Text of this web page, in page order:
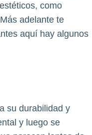
como
adelante te
aquí hay algunos
su durabilidad y
y luego se